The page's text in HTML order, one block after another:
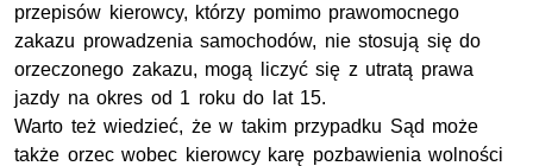
przepisów kierowcy, którzy pomimo prawomocnego
zakazu prowadzenia samochodów, nie stosują się do
orzeczonego zakazu, mogą liczyć się z utratą prawa
jazdy na okres od 1 roku do lat 15.
Warto też wiedzieć, że w takim przypadku Sąd może
także orzec wobec kierowcy karę pozbawienia wolności